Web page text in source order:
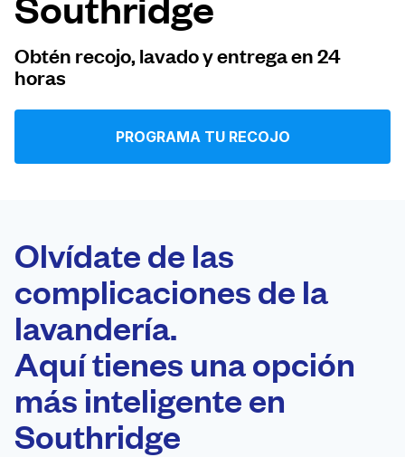
Para las empresas
Iniciar sesión
United States ES
Obtén recojo, lavado y entrega en 24
horas
PROGRAMA TU RECOJO
Olvídate de las
complicaciones de la
lavandería.
Aquí tienes una opción
más inteligente en
Southridge